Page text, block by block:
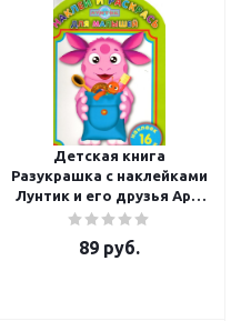
Детская книга
Разукрашка с наклейками
Лунтик и его друзья Арт.
1012
89 руб.